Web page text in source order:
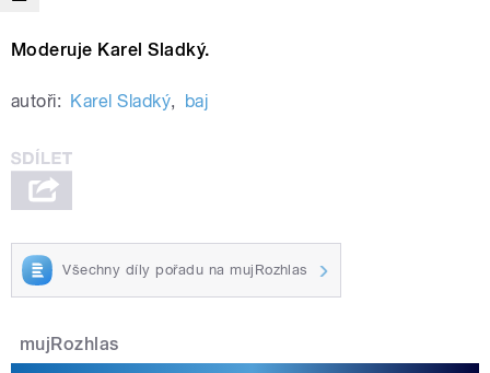
Moderuje Karel Sladký.
autoři: Karel Sladký, baj
Všechny díly pořadu na mujRozhlas
mujRozhlas